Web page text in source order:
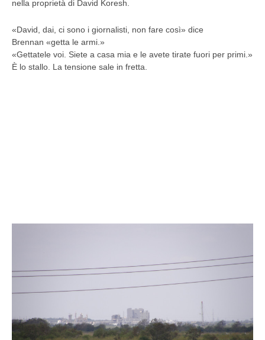
nella proprietà di David Koresh.
«David, dai, ci sono i giornalisti, non fare così» dice
Brennan «getta le armi.»
«Gettatele voi. Siete a casa mia e le avete tirate fuori per primi.»
È lo stallo. La tensione sale in fretta.